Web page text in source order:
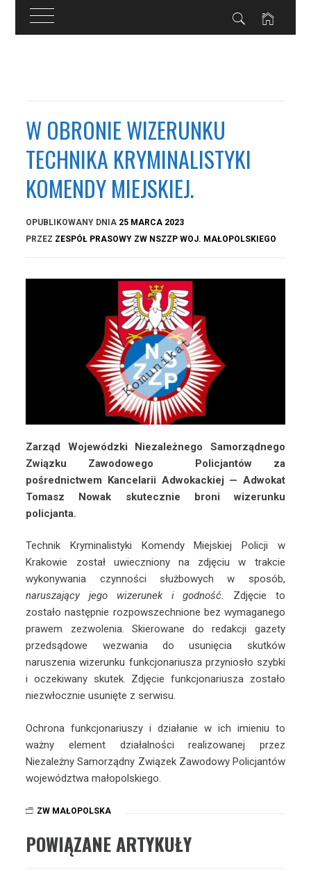
W OBRONIE WIZERUNKU
TECHNIKA KRYMINALISTYKI
KOMENDY MIEJSKIEJ.
OPUBLIKOWANY DNIA 25 MARCA 2023
PRZEZ ZESPÓŁ PRASOWY ZW NSZZP WOJ. MAŁOPOLSKIEGO
Zarząd Wojewódzki Niezależnego Samorządnego
Związku Zawodowego Policjantów za
pośrednictwem Kancelarii Adwokackiej — Adwokat
Tomasz Nowak skutecznie broni wizerunku
policjanta.
Technik Kryminalistyki Komendy Miejskiej Policji w
Krakowie został uwieczniony na zdjęciu w trakcie
wykonywania czynności służbowych w sposób,
naruszający jego wizerunek i godność. Zdjęcie to
zostało następnie rozpowszechnione bez wymaganego
prawem zezwolenia. Skierowane do redakcji gazety
przedsądowe wezwania do usunięcia skutków
naruszenia wizerunku funkcjonariusza przyniosło szybki
i oczekiwany skutek. Zdjęcie funkcjonariusza zostało
niezwłocznie usunięte z serwisu.
Ochrona funkcjonariuszy i działanie w ich imieniu to
ważny element działalności realizowanej przez
Niezależny Samorządny Związek Zawodowy Policjantów
województwa małopolskiego.
ZW MAŁOPOLSKA
POWIĄZANE ARTYKUŁY